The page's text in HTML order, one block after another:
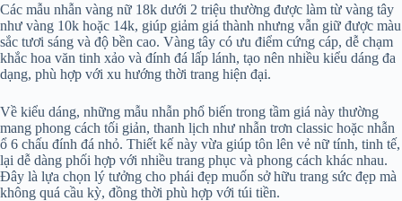
Các mẫu nhẫn vàng nữ 18k dưới 2 triệu thường được làm từ vàng tây
như vàng 10k hoặc 14k, giúp giảm giá thành nhưng vẫn giữ được màu
sắc tươi sáng và độ bền cao. Vàng tây có ưu điểm cứng cáp, dễ chạm
khắc hoa văn tinh xảo và đính đá lấp lánh, tạo nên nhiều kiểu dáng đa
dạng, phù hợp với xu hướng thời trang hiện đại.
Về kiểu dáng, những mẫu nhẫn phổ biến trong tầm giá này thường
mang phong cách tối giản, thanh lịch như nhẫn trơn classic hoặc nhẫn
ổ 6 chấu đính đá nhỏ. Thiết kế này vừa giúp tôn lên vẻ nữ tính, tinh tế,
lại dễ dàng phối hợp với nhiều trang phục và phong cách khác nhau.
Đây là lựa chọn lý tưởng cho phái đẹp muốn sở hữu trang sức đẹp mà
không quá cầu kỳ, đồng thời phù hợp với túi tiền.